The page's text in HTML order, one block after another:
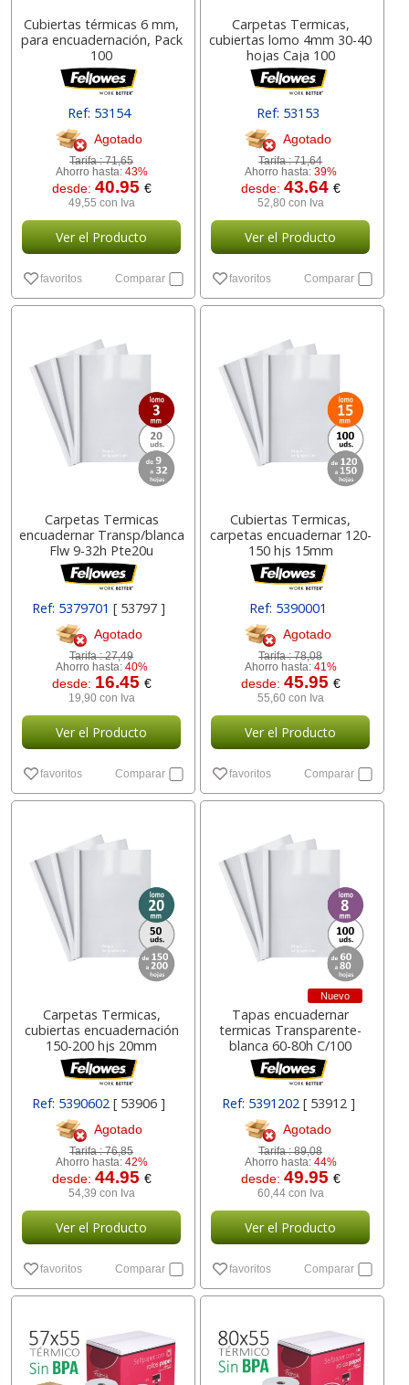
Cubiertas térmicas 6 mm,
para encuadernación, Pack
100
Ref: 53154
Agotado
Tarifa :71,65
Ahorro hasta: 43%
desde: 40.95 €
49,55 con Iva
Ver el Producto
favoritos Comparar
Carpetas Termicas,
cubiertas lomo 4mm 30-40
hojas Caja 100
Ref: 53153
Agotado
Tarifa :71,64
Ahorro hasta: 39%
desde: 43.64 €
52,80 con Iva
Ver el Producto
favoritos Comparar
Carpetas Termicas
encuadernar Transp/blanca
Flw 9-32h Pte20u
Ref: 5379701[ 53797 ]
Agotado
Tarifa :27,49
Ahorro hasta: 40%
desde: 16.45 €
19,90 con Iva
Ver el Producto
favoritos Comparar
Cubiertas Termicas,
carpetas encuadernar 120-
150 hjs 15mm
Ref: 5390001
Agotado
Tarifa :78,08
Ahorro hasta: 41%
desde: 45.95 €
55,60 con Iva
Ver el Producto
favoritos Comparar
Carpetas Termicas,
cubiertas encuadernación
150-200 hjs 20mm
Ref: 5390602[ 53906 ]
Agotado
Tarifa :76,85
Ahorro hasta: 42%
desde: 44.95 €
54,39 con Iva
Ver el Producto
favoritos Comparar
Nuevo
Tapas encuadernar
termicas Transparente-
blanca 60-80h C/100
Ref: 5391202 [ 53912 ]
Agotado
Tarifa :89,08
Ahorro hasta: 44%
desde: 49.95 €
60,44 con Iva
Ver el Producto
favoritos Comparar